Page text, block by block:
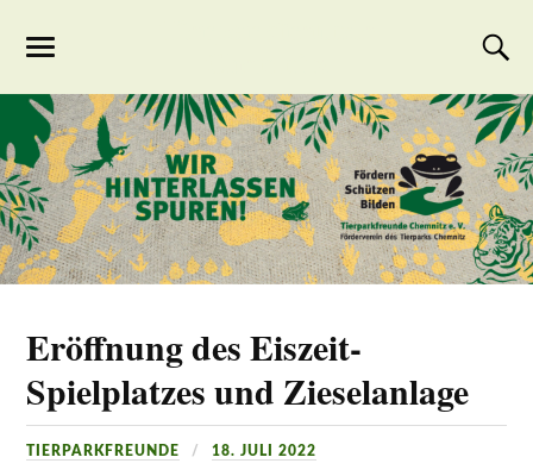
Eröffnung des Eiszeit-
Spielplatzes und Zieselanlage
TIERPARKFREUNDE 18. JULI 2022